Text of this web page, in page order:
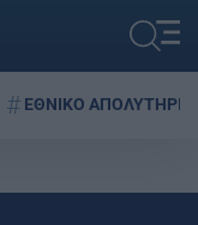
ΕΘΝΙΚΟ ΑΠΟΛΥΤΗΡΙΟ